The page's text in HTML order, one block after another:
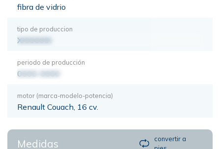
fibra de vidrio
tipo de produccion
XXXXXXX
periodo de producción
0000-0000
motor (marca-modelo-potencia)
Renault Couach, 16 cv.
Medidas
convertir a